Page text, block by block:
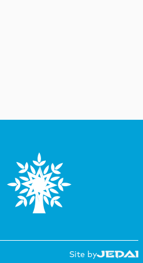
enerjisi istehlakını
ABŞ Kiber Komandanlığı şəxsi
heyəti arasında intihar
hadisələrini araşdırır
07 Avqust 18:19
atışma nəticəsində iki nəfər
Site by